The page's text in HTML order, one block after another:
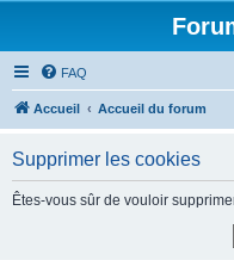
FAQ
Accueil Accueil du forum
Supprimer les cookies
Êtes-vous sûr de vouloir